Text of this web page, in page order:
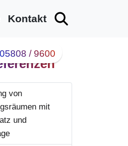
Kontakt
05808 / 9600
von
mit
und